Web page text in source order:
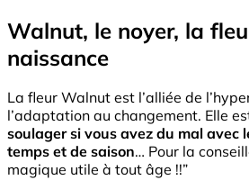
Walnut, le noyer, la
naissance
La fleur Walnut est l’alliée de
l’adaptation au changement. Elle
soulager si vous avez du mal avec
temps et de saison… Pour la
magique utile à tout âge !!”